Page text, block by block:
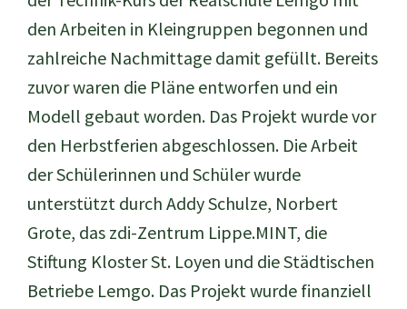
den Arbeiten in Kleingruppen begonnen und
zahlreiche Nachmittage damit gefüllt. Bereits
zuvor waren die Pläne entworfen und ein
Modell gebaut worden. Das Projekt wurde vor
den Herbstferien abgeschlossen. Die Arbeit
der Schülerinnen und Schüler wurde
unterstützt durch Addy Schulze, Norbert
Grote, das zdi-Zentrum Lippe.MINT, die
Stiftung Kloster St. Loyen und die Städtischen
Betriebe Lemgo. Das Projekt wurde finanziell